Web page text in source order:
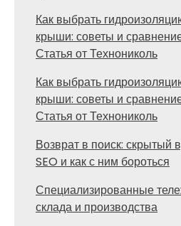
Как выбрать
крыши: советы и
Статья от Технониколь
Как выбрать
крыши: советы и
Статья от Технониколь
Возврат в поиск: скрытый
SEO и как с ним бороться
Специализированные
склада и производства